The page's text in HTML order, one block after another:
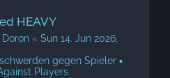
HEAVY
Doron « Sun 14. Jun 2026,
gegen Spieler ▪
Players